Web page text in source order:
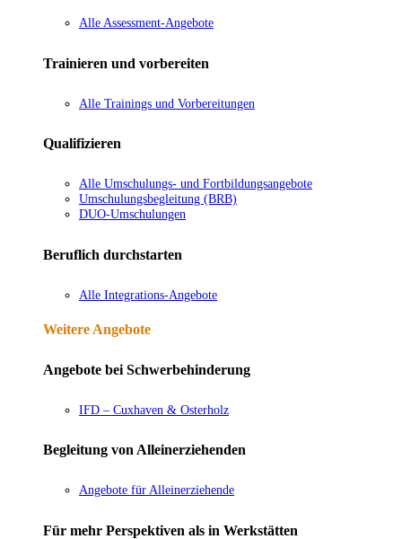
Alle Assessment-Angebote
Trainieren und vorbereiten
Alle Trainings und Vorbereitungen
Qualifizieren
Alle Umschulungs- und Fortbildungsangebote
Umschulungsbegleitung (BRB)
DUO-Umschulungen
Beruflich durchstarten
Alle Integrations-Angebote
Weitere Angebote
Angebote bei Schwerbehinderung
IFD – Cuxhaven & Osterholz
Begleitung von Alleinerziehenden
Angebote für Alleinerziehende
Für mehr Perspektiven als in Werkstätten